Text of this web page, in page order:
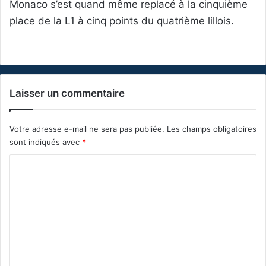
Monaco s’est quand même replacé à la cinquième
place de la L1 à cinq points du quatrième lillois.
Laisser un commentaire
Votre adresse e-mail ne sera pas publiée. Les champs obligatoires
sont indiqués avec *